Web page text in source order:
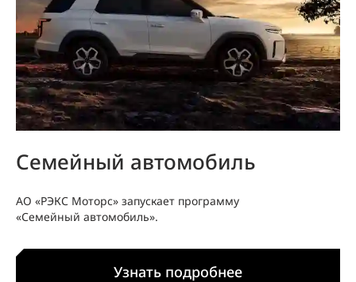
Семейный автомобиль
АО «РЭКС Моторс» запускает программу
«Семейный автомобиль».
Узнать подробнее